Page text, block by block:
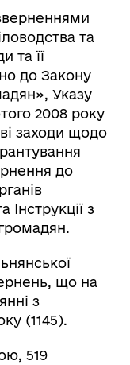
та
та її
до Закону
Указу
2008 року
заходи щодо
до
Інструкції з
що на
з
(1145).
519